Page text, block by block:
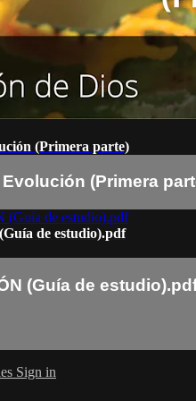
(Primera parte)
Evolución (Primera
de estudio).pdf
(Guía de
Sign in